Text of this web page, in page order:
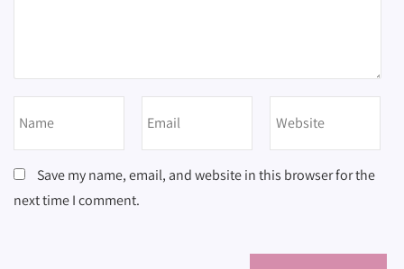
Save my name, email, and website in this browser for the
next time I comment.